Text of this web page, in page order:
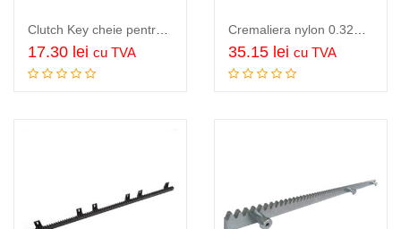
Adauga in cos
17.30 lei cu TVA
Adauga in cos
35.15 lei cu TVA